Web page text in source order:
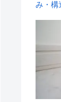
み・構